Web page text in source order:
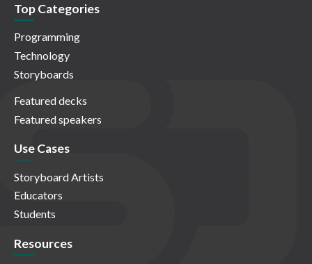
Top Categories
Programming
Technology
Storyboards
Featured decks
Featured speakers
Use Cases
Storyboard Artists
Educators
Students
Resources